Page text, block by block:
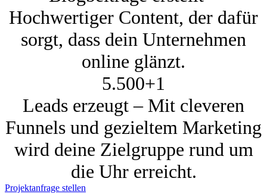
Hochwertiger Content, der dafür
sorgt, dass dein Unternehmen
online glänzt.
5.500+1
Leads erzeugt – Mit cleveren
Funnels und gezieltem Marketing
wird deine Zielgruppe rund um
die Uhr erreicht.
Projektanfrage stellen